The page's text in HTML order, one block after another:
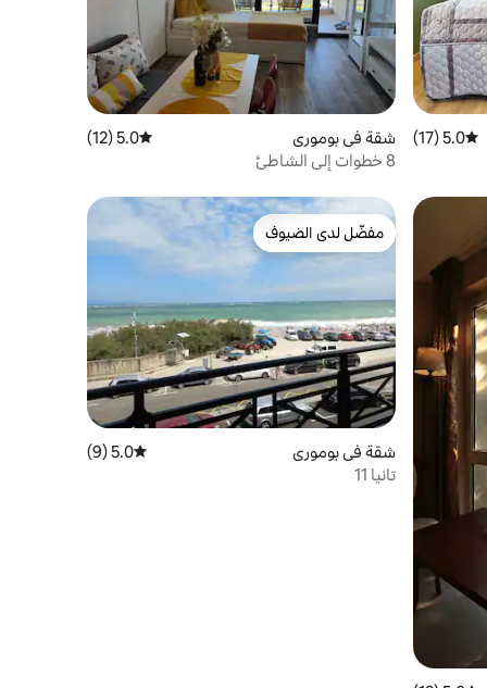
متوسط التقييم 5.0 من 5، 17 مراجعات
5.0 (17)
شقة في بوموري متوسط التقييم 5.0 من 5، 12 مراجعات
5.0 (12)
8 خطوات إلى الشاطئ
مفضّل لدى الضيوف
مفضّل لدى الضيوف
شقة في بوموري متوسط التقييم 5.0 من 5، 9 مراجعات
5.0 (9)
تانيا 11